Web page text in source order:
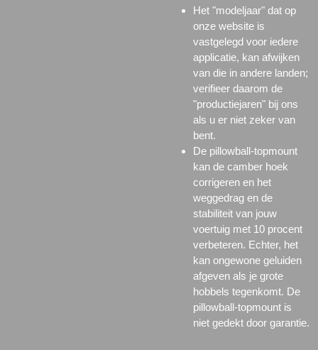
Het "modeljaar" dat op
onze website is
vastgelegd voor iedere
applicatie, kan afwijken
van die in andere landen;
verifieer daarom de
"productiejaren" bij ons
als u er niet zeker van
bent.
De pillowball-topmount
kan de camber hoek
corrigeren en het
weggedrag en de
stabiliteit van jouw
voertuig met 10 procent
verbeteren. Echter, het
kan ongewone geluiden
afgeven als je grote
hobbels tegenkomt. De
pillowball-topmount is
niet gedekt door garantie.